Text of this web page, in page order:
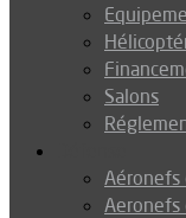
Salons
Aéronefs